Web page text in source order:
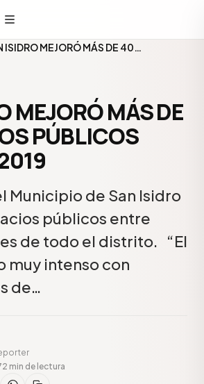
ISIDRO MEJORÓ MÁS DE 40…
MEJORÓ MÁS DE
PÚBLICOS
Municipio de San Isidro
públicos entre
de todo el distrito. “El
muy intenso con
de…
2 min de lectura